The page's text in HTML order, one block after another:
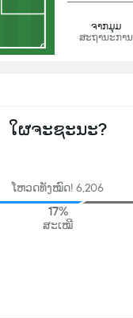
ຈາກມຸມ
ສະຖານະການ
ໃຜຈະຊະນະ?
ໂຫວດທັງໝົດ! 6,206
17%
ສະເໝີ